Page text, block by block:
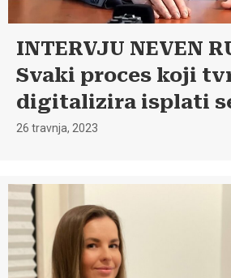
INTERVJU NEVEN
Svaki proces koji
digitalizira isplati
26 travnja, 2023